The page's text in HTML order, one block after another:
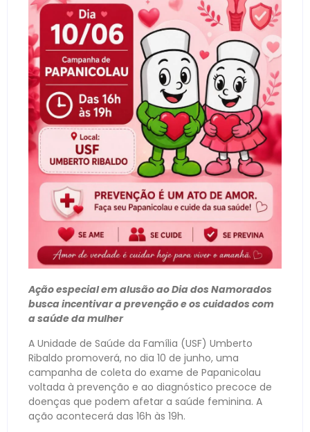
Ação especial em alusão ao Dia dos Namorados
busca incentivar a prevenção e os cuidados com
a saúde da mulher
A Unidade de Saúde da Família (USF) Umberto
Ribaldo promoverá, no dia 10 de junho, uma
campanha de coleta do exame de Papanicolau
voltada à prevenção e ao diagnóstico precoce de
doenças que podem afetar a saúde feminina. A
ação acontecerá das 16h às 19h.